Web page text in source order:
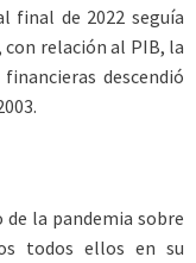
final de 2022 seguía
relación al PIB, la
descendió
de la pandemia sobre
todos ellos en su